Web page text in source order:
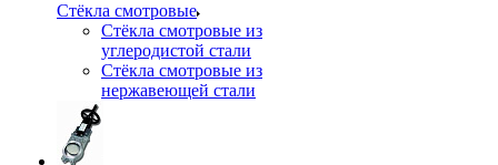
Стёкла смотровые
Стёкла смотровые из
углеродистой стали
Стёкла смотровые из
нержавеющей стали